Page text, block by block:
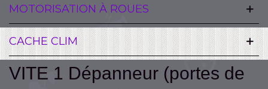
MOTORISATION À ROUES
CACHE CLIM
VITE 1 Dépanneur (portes de